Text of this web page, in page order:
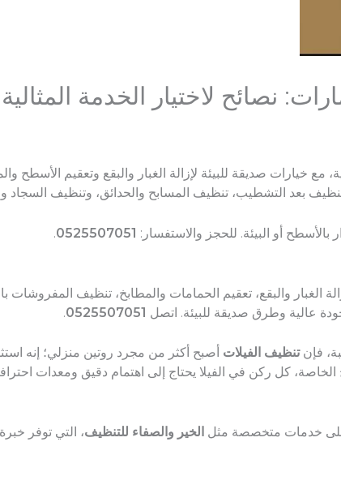
نصائح لاختيار الخدمة المثالية
مع خيارات صديقة للبيئة لإزالة الغبار والبقع وتعقيم الأسطح
بعد التشطيب، تنظيف المسابح والحدائق، وتنظيف السجاد
أو البيئة. للحجز والاستفسار: 0525507051
.
والبقع، تعقيم الحمامات والمطابخ، تنظيف المفروشات
عالية وطرق صديقة للبيئة. اتصل 0525507051
.
فإنتنظيف الفيلات أصبح أكثر من مجرد روتين منزلي؛ إنه
الخاصة، كل ركن في الفيلا يحتاج إلى اهتمام دقيق ومعدات
على خدمات متخصصة مثل الخير والصفاء للتنظيف، التي توفر